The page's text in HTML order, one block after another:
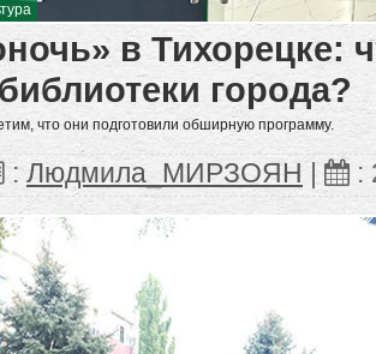
в Тихорецке:
города?
что они подготовили обширную программу.
: Людмила_МИРЗОЯН | :